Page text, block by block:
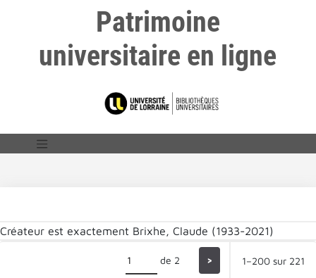
Patrimoine
universitaire en ligne
Créateur est exactement Brixhe, Claude (1933-2021)
de 2 > 1–200 sur 221